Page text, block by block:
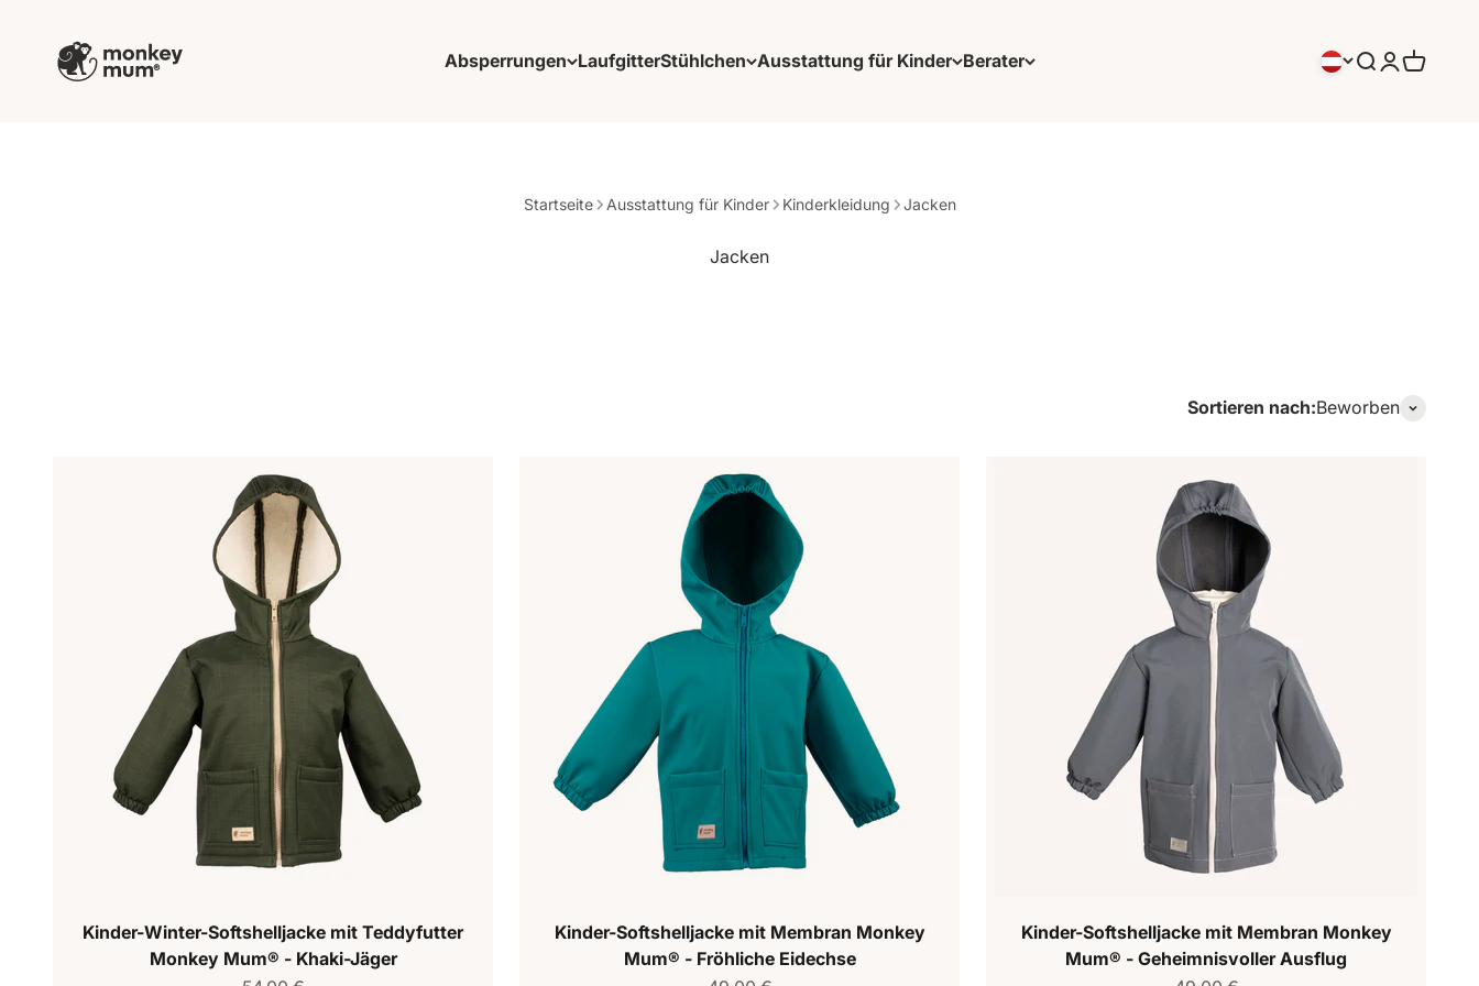
Absperrungen LaufgitterStühlchen Ausstattung für Kinder Berater
Monkey Mum
SuchenAnmeldung
Startseite Ausstattung für Kinder Kinderkleidung Jacken
Sortieren nach:Beworben
Kinder-Winter-Softshelljacke mit Teddyfutter
Monkey Mum® - Khaki-Jäger
Kinder-Softshelljacke mit Membran Monkey
Mum® - Fröhliche Eidechse
Kinder-Softshelljacke mit Membran Monkey
Mum® - Geheimnisvoller Ausflug